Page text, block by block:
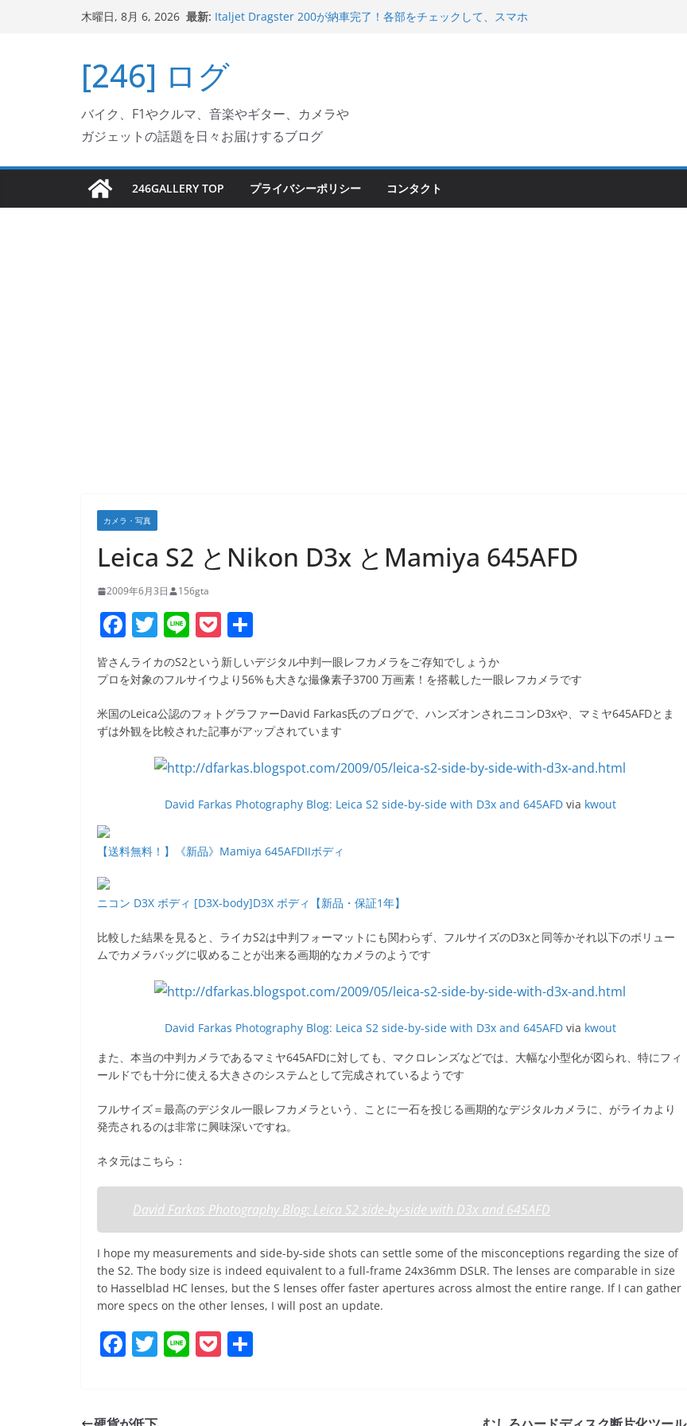
キ
プ
木曜日, 8月 6, 2026 最新: Italjet Dragster 200が納車完了！各部をチェックして、スマホ
Ken Block 逝去
岩手県奥州市へのふるさと納税で KGR HARMONY 南部鉄器エ
Italjet Dragster 200のフロントISSサスの動きが判ったらコーナ
リングが楽しくなった
[246] ログ
バイク、F1やクルマ、音楽やギター、カメラや
ガジェットの話題を日々お届けするブログ
246GALLERY TOP プライバシーポリシー コンタクト
カメラ・写真
Leica S2 とNikon D3x とMamiya 645AFD
2009年6月3日 156gta
F
a
c
e
b
T
w
itt
er
Li
n
e
P
o
ck
et
有
皆さんライカのS2という新しいデジタル中判一眼レフカメラをご存知でしょうか
プロを対象のフルサイウより56%も大きな撮像素子3700 万画素！を搭載した一眼レフカメラです
米国のLeica公認のフォトグラファーDavid Farkas氏のブログで、ハンズオンされニコンD3xや、マミヤ645AFDとま
ずは外観を比較された記事がアップされています
David Farkas Photography Blog: Leica S2 side-by-side with D3x and 645AFDvia kwout
【送料無料！】《新品》Mamiya 645AFDIIボディ
ニコン D3X ボディ [D3X-body]D3X ボディ【新品・保証1年】
比較した結果を見ると、ライカS2は中判フォーマットにも関わらず、フルサイズのD3xと同等かそれ以下のボリュー
ムでカメラバッグに収めることが出来る画期的なカメラのようです
David Farkas Photography Blog: Leica S2 side-by-side with D3x and 645AFDvia kwout
また、本当の中判カメラであるマミヤ645AFDに対しても、マクロレンズなどでは、大幅な小型化が図られ、特にフィ
ールドでも十分に使える大きさのシステムとして完成されているようです
フルサイズ＝最高のデジタル一眼レフカメラという、ことに一石を投じる画期的なデジタルカメラに、がライカより
発売されるのは非常に興味深いですね。
ネタ元はこちら：
David Farkas Photography Blog: Leica S2 side-by-side with D3x and 645AFD
I hope my measurements and side-by-side shots can settle some of the misconceptions regarding the size of
the S2. The body size is indeed equivalent to a full-frame 24x36mm DSLR. The lenses are comparable in size
to Hasselblad HC lenses, but the S lenses offer faster apertures across almost the entire range. If I can gather
more specs on the other lenses, I will post an update.
F T Li P